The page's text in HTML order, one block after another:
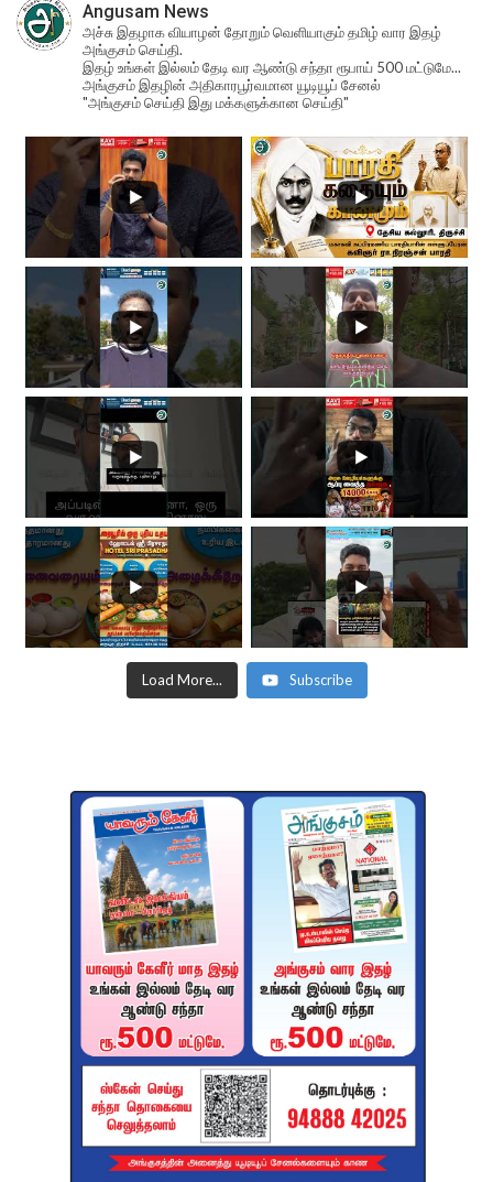
Angusam News
அச்சு இதழாக வியாழன் தோறும் வெளியாகும் தமிழ் வார இதழ்
அங்குசம் செய்தி.
இதழ் உங்கள் இல்லம் தேடி வர ஆண்டு சந்தா ரூபாய் 500 மட்டுமே...
அங்குசம் இதழின் அதிகாரபூர்வமான யூடியூப் சேனல்
"அங்குசம் செய்தி இது மக்களுக்கான செய்தி"
Load More... Subscribe